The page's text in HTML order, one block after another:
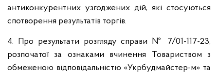
антиконкурентних узгоджених дій, які стосуються
спотворення результатів торгів.
4. Про результати розгляду справи № 7/01-117-23,
розпочатої за ознаками вчинення Товариством з
обмеженою відповідальністю «Укрбудмайстер-м» та